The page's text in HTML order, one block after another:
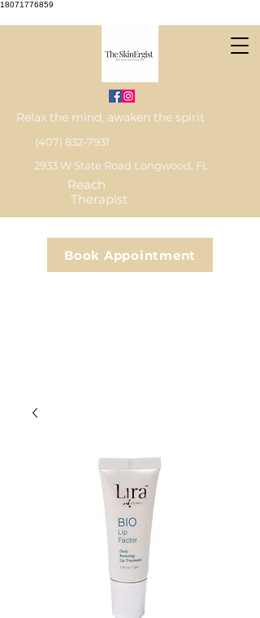
18071776859
Relax the mind, awaken the spirit
(407) 832-7931
2933 W State Road Longwood, FL
Reach
Therapist
Book Appointment